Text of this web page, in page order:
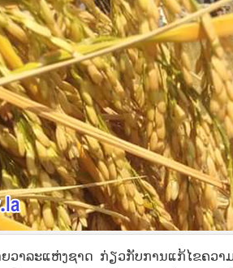
າລະແຫ່ງຊາດ ກ່ຽວກັບການແກ້ໄຂຄວາ